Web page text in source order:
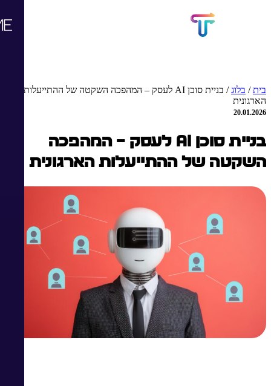
בית/ בלוג/
בניית סוכן AI לעסק – המהפכה השקטה של ההתייעלות
הארגונית
20.01.2026
בניית סוכן AI לעסק – המהפכה
השקטה של ההתייעלות הארגונית